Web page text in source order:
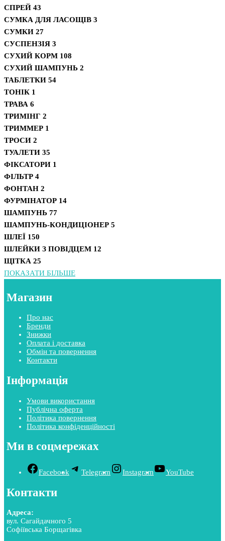
СПРЕЙ 43
СУМКА ДЛЯ ЛАСОЩІВ 3
СУМКИ 27
СУСПЕНЗІЯ 3
СУХИЙ КОРМ 108
СУХИЙ ШАМПУНЬ 2
ТАБЛЕТКИ 54
ТОНІК 1
ТРАВА 6
ТРИМІНГ 2
ТРИММЕР 1
ТРОСИ 2
ТУАЛЕТИ 35
ФІКСАТОРИ 1
ФІЛЬТР 4
ФОНТАН 2
ФУРМІНАТОР 14
ШАМПУНЬ 77
ШАМПУНЬ-КОНДИЦІОНЕР 5
ШЛЕЇ 150
ШЛЕЙКИ З ПОВІДЦЕМ 12
ЩІТКА 25
ПОКАЗАТИ БІЛЬШЕ
Магазин
Про нас
Бренди
Знижки
Оплата і доставка
Обмін та повернення
Контакти
Інформація
Умови використання
Публічна оферта
Політика повернення
Політика конфіденційності
Ми в соцмережах
Facebook Telegram Instagram YouTube
Контакти
Адреса:
вул. Сагайдачного 5
Софіївська Борщагівка